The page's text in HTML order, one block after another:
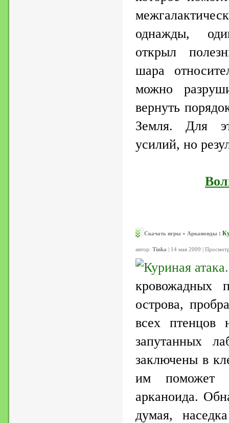
однажды,
открыл
шара
можно
вернуть
Земля. Для
усилий, но
Скачать игры » Арканоиды :
автор: Tinka | 14 мая 2009 |
кровожадных
острова,
всех птенцов
запутанных
заключены в
им поможет
арканоида.
думая,